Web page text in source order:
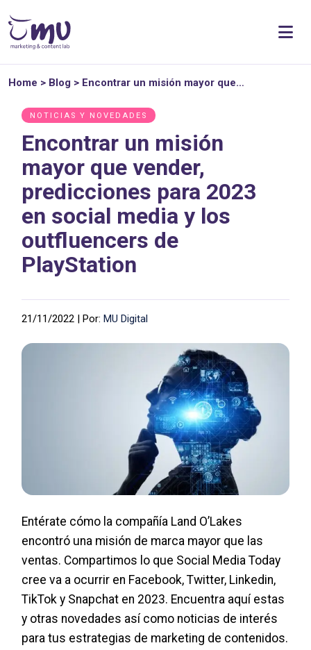
Home > Blog > Encontrar un misión mayor que…
NOTICIAS Y NOVEDADES
Encontrar un misión
mayor que vender,
predicciones para 2023
en social media y los
outfluencers de
PlayStation
21/11/2022 | Por: MU Digital
Entérate cómo la compañía Land O’Lakes
encontró una misión de marca mayor que las
ventas. Compartimos lo que Social Media Today
cree va a ocurrir en Facebook, Twitter, Linkedin,
TikTok y Snapchat en 2023. Encuentra aquí estas
y otras novedades así como noticias de interés
para tus estrategias de marketing de contenidos.